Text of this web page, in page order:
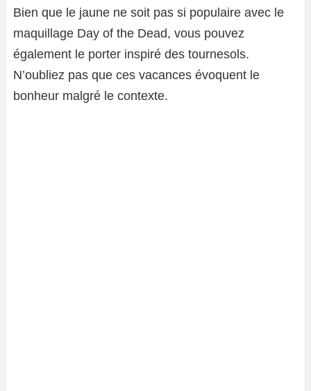
Bien que le jaune ne soit pas si populaire avec le
maquillage Day of the Dead, vous pouvez
également le porter inspiré des tournesols.
N’oubliez pas que ces vacances évoquent le
bonheur malgré le contexte.